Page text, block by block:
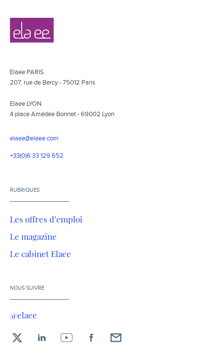
Navigation
secondaire
Elaee
Elaee PARIS
207, rue de Bercy - 75012 Paris
Elaee LYON
4 place Amédée Bonnet - 69002 Lyon
elaee@elaee.com
+33(0)6 33 129 652
RUBRIQUES
Les offres d’emploi
Le magazine
Le cabinet Elaee
NOUS SUIVRE
@elaee